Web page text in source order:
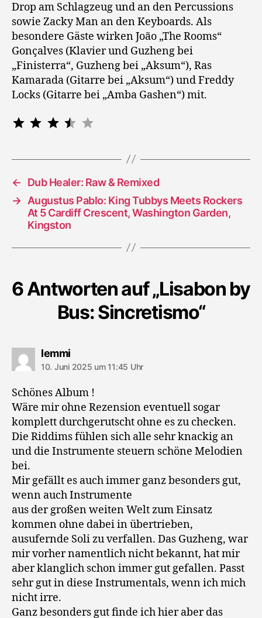
Drop am Schlagzeug und an den Percussions
sowie Zacky Man an den Keyboards. Als
besondere Gäste wirken João „The Rooms“
Gonçalves (Klavier und Guzheng bei
„Finisterra“, Guzheng bei „Aksum“), Ras
Kamarada (Gitarre bei „Aksum“) und Freddy
Locks (Gitarre bei „Amba Gashen“) mit.
⭐
←
Dub Healer: Raw & Remixed
→ Augustus Pablo: King Tubbys Meets Rockers
At 5 Cardiff Crescent, Washington Garden,
Kingston
6 Antworten auf „Lisabon by
Bus: Sincretismo“
lemmisagt:
10. Juni 2025 um 11:45 Uhr
Schönes Album !
Wäre mir ohne Rezension eventuell sogar
komplett durchgerutscht ohne es zu checken.
Die Riddims fühlen sich alle sehr knackig an
und die Instrumente steuern schöne Melodien
bei.
Mir gefällt es auch immer ganz besonders gut,
wenn auch Instrumente
aus der großen weiten Welt zum Einsatz
kommen ohne dabei in übertrieben,
ausufernde Soli zu verfallen. Das Guzheng, war
mir vorher namentlich nicht bekannt, hat mir
aber klanglich schon immer gut gefallen. Passt
sehr gut in diese Instrumentals, wenn ich mich
nicht irre.
Ganz besonders gut finde ich hier aber das